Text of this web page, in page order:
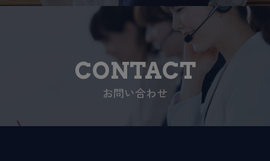
CONTACT
お問い合わせ